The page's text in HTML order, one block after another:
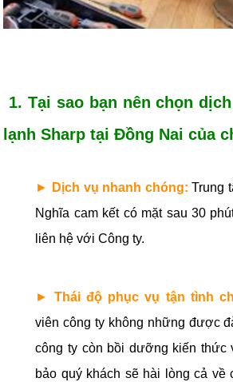
1. Tại sao bạn nên chọn
lạnh Sharp tại Đồng Nai của
► Dịch vụ nhanh chóng: Trung
Nghĩa cam kết có mặt sau 30
liên hệ với Công ty.
► Thái độ phục vụ tận tình
viên công ty không những được
công ty còn bồi dưỡng kiến thức
bảo quý khách sẽ hài lòng cả